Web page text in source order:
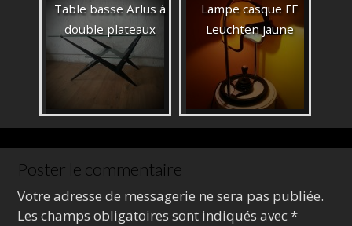
Table basse Arlus à
double plateaux
Lampe casque FF
Leuchten jaune
Poster le commentaire
Votre adresse de messagerie ne sera pas publiée.
Les champs obligatoires sont indiqués avec*